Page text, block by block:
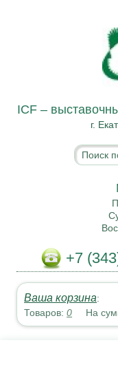
ICF –
г.
+7
Ваша корзина:
Товаров:0 На